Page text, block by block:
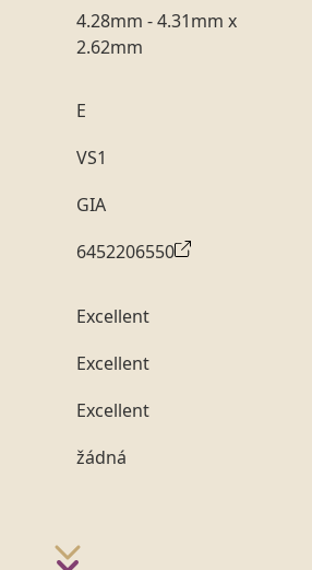
4.28mm - 4.31mm x
2.62mm
E
VS1
GIA
6452206550
Excellent
Excellent
Excellent
žádná